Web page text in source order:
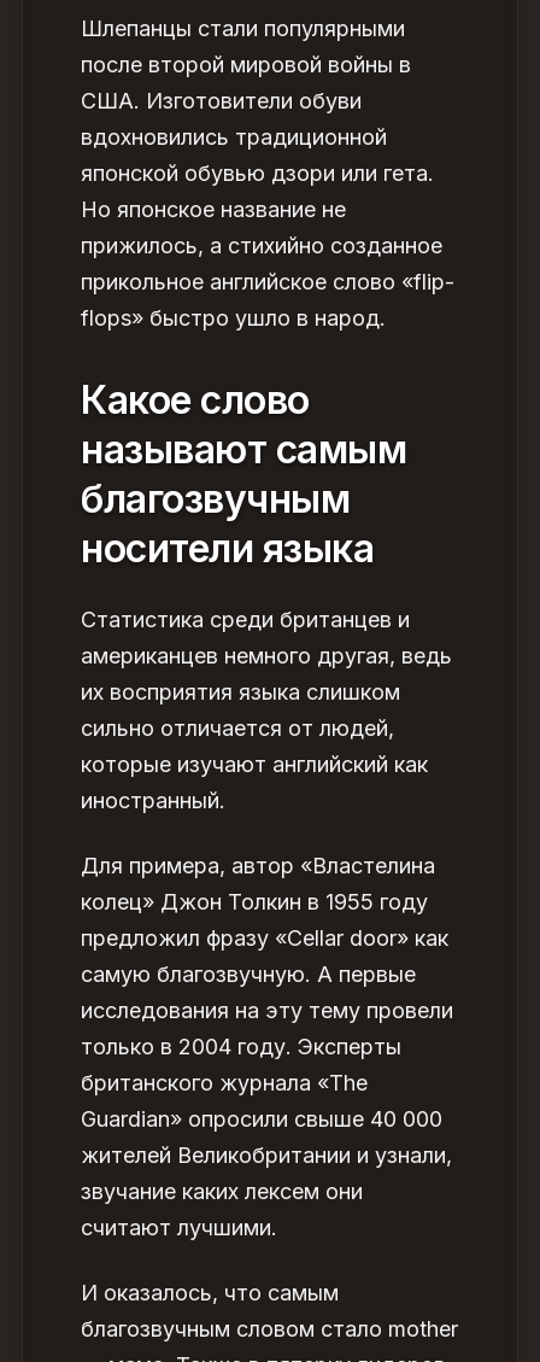
Шлепанцы стали популярными
после второй мировой войны в
США. Изготовители обуви
вдохновились традиционной
японской обувью дзори или гета.
Но японское название не
прижилось, а стихийно созданное
прикольное английское слово «flip-
flops» быстро ушло в народ.
Какое слово
называют самым
благозвучным
носители языка
Статистика среди британцев и
американцев немного другая, ведь
их восприятия языка слишком
сильно отличается от людей,
которые изучают английский как
иностранный.
Для примера, автор «Властелина
колец» Джон Толкин в 1955 году
предложил фразу «Cellar door» как
самую благозвучную. А первые
исследования на эту тему провели
только в 2004 году. Эксперты
британского журнала «The
Guardian» опросили свыше 40 000
жителей Великобритании и узнали,
звучание каких лексем они
считают лучшими.
И оказалось, что самым
благозвучным словом стало mother